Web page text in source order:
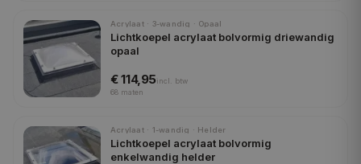
Acrylaat · 3-wandig · Opaal
Lichtkoepel acrylaat bolvormig driewandig
opaal
€ 114,95incl.
btw
68 maten
Acrylaat · 1-wandig · Helder
Lichtkoepel acrylaat bolvormig
enkelwandig helder